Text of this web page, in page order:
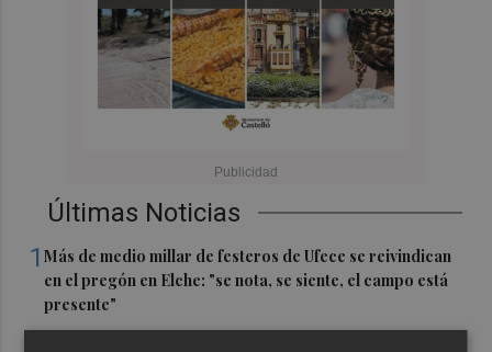
Últimas Noticias
1Más de medio millar de festeros de Ufece se reivindican
en el pregón en Elche: "se nota, se siente, el campo está
presente"